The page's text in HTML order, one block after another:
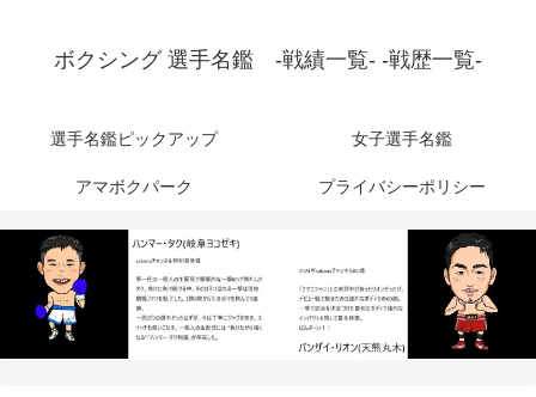
ボクシング 選手名鑑 -戦績一覧- -戦歴一覧-
選手名鑑ピックアップ 女子選手名鑑
アマボクパーク プライバシーポリシー